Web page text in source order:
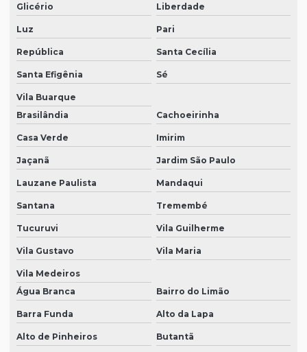
Equipamentos de proteção epi
Equipamentos de proteção visual
Equipamentos de segurança epi
Fornecedor de epi sp
Fornecedores de epi
Loja de botas pvc
Loja de calçados epi
Loja de epi em sp
Loja de equipamentos epi
Luvas para limpeza em geral
Luvas de proteção individual
Máscara descartável proteção produtos químicos
Glicério Liberdade
Luz Pari
República Santa Cecília
Santa Efigênia Sé
Vila Buarque
Brasilândia
Cachoeirinha
Casa Verde Imirim
Jaçanã Jardim São Paulo
Lauzane Paulista Mandaqui
Santana Tremembé
Tucuruvi Vila Guilherme
Vila Gustavo Vila Maria
Vila Medeiros
Água Branca
Bairro do Limão
Barra Funda Alto da Lapa
Alto de Pinheiros Butantã